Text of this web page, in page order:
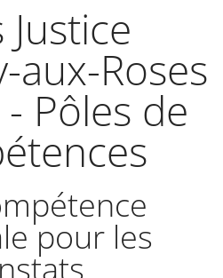
aux-Roses
Pôles de
pour les